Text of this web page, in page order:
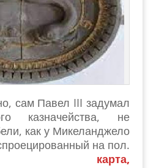
сам Павел III задумал
казначейства, не
как у Микеланджело
на пол.
карта,